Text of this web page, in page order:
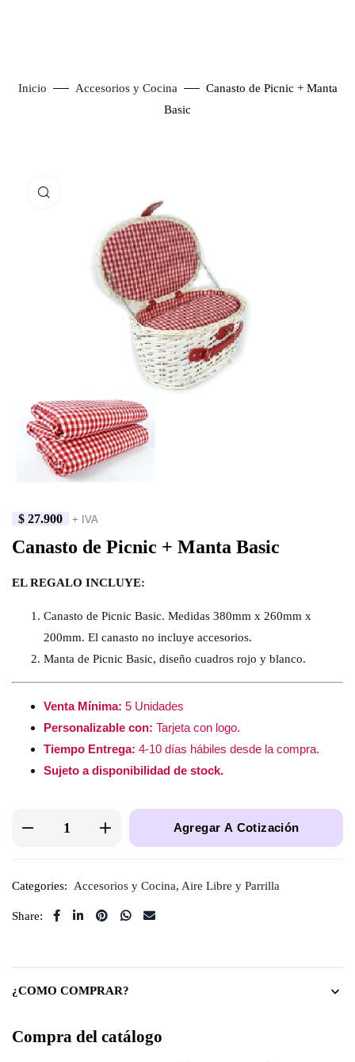
Inicio Accesorios y Cocina
Canasto de Picnic + Manta
Basic
$ 27.900 + IVA
Canasto de Picnic + Manta Basic
EL REGALO INCLUYE:
Canasto de Picnic Basic. Medidas 380mm x 260mm x
200mm. El canasto no incluye accesorios.
Manta de Picnic Basic, diseño cuadros rojo y blanco.
Venta Mínima: 5 Unidades
Personalizable con: Tarjeta con logo.
Tiempo Entrega: 4-10 días hábiles desde la compra.
Sujeto a disponibilidad de stock.
Agregar A Cotización
Categories: Accesorios y Cocina, Aire Libre y Parrilla
Share:
¿COMO COMPRAR?
Compra del catálogo